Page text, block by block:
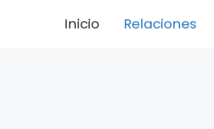
Inicio Relaciones